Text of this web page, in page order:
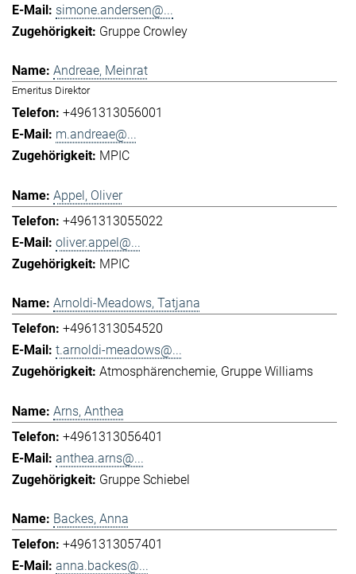
simone.andersen@...
Gruppe Crowley
Andreae, Meinrat
Emeritus Direktor
+4961313056001
m.andreae@...
MPIC
Appel, Oliver
+4961313055022
oliver.appel@...
MPIC
Arnoldi-Meadows, Tatjana
+4961313054520
t.arnoldi-meadows@...
Atmosphärenchemie Gruppe Williams
Arns, Anthea
+4961313056401
anthea.arns@...
Gruppe Schiebel
Backes, Anna
+4961313057401
anna.backes@...